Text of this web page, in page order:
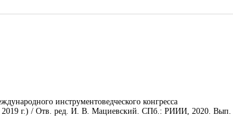
инструментоведческого конгресса
2019 г.) / Отв. ред. И. В. Мациевский. СПб.: РИИИ, 2020. Вып.